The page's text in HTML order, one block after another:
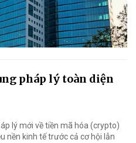
pháp lý toàn diện
lý mới về tiền mã hóa (crypto)
nền kinh tế trước cả cơ hội lẫn